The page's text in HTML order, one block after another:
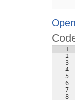
1
2
3
4
5
6
7
8